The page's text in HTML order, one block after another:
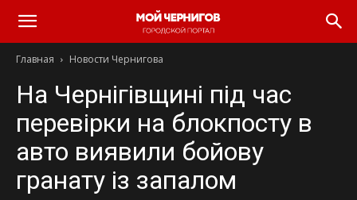
Главная Новости Чернигова
На Чернігівщині під час
перевірки на блокпосту в
авто виявили бойову
гранату із запалом